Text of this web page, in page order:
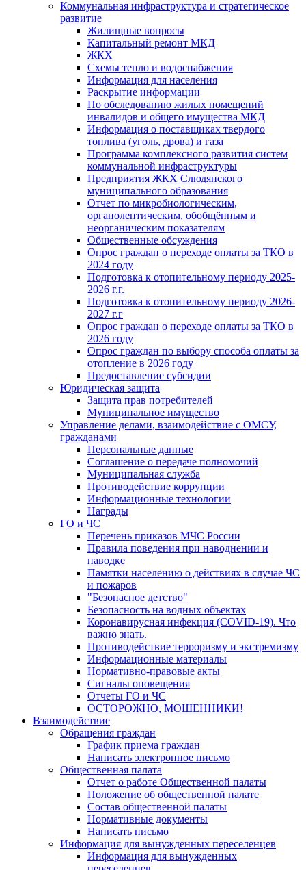
Коммунальная инфраструктура и стратегическое
развитие
Жилищные вопросы
Капитальный ремонт МКД
ЖКХ
Схемы тепло и водоснабжения
Информация для населения
Раскрытие информации
По обследованию жилых помещений
инвалидов и общего имущества МКД
Информация о поставщиках твердого
топлива (уголь, дрова) и газа
Программа комплексного развития систем
коммунальной инфраструктуры
Предприятия ЖКХ Слюдянского
муниципального образования
Отчет по микробиологическим,
органолептическим, обобщённым и
неорганическим показателям
Общественные обсуждения
Опрос граждан о переходе оплаты за ТКО в
2024 году
Подготовка к отопительному периоду 2025-
2026 г.г.
Подготовка к отопительному периоду 2026-
2027 г.г
Опрос граждан о переходе оплаты за ТКО в
2026 году
Опрос граждан по выбору способа оплаты за
отопление в 2026 году
Предоставление субсидии
Юридическая защита
Защита прав потребителей
Муниципальное имущество
Управление делами, взаимодействие с ОМСУ,
гражданами
Персональные данные
Соглашение о передаче полномочий
Муниципальная служба
Противодействие коррупции
Информационные технологии
Награды
ГО и ЧС
Перечень приказов МЧС России
Правила поведения при наводнении и
паводке
Памятки населению о действиях в случае ЧС
и пожаров
"Безопасное детство"
Безопасность на водных объектах
Коронавирусная инфекция (COVID-19). Что
важно знать.
Противодействие терроризму и экстремизму
Информационные материалы
Нормативно-правовые акты
Сигналы оповещения
Отчеты ГО и ЧС
ОСТОРОЖНО, МОШЕННИКИ!
Взаимодействие
Обращения граждан
График приема граждан
Написать электронное письмо
Общественная палата
Отчет о работе Общественной палаты
Положение об общественной палате
Состав общественной палаты
Нормативные документы
Написать письмо
Информация для вынужденных переселенцев
Информация для вынужденных